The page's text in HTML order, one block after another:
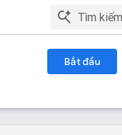
Bắt đầu